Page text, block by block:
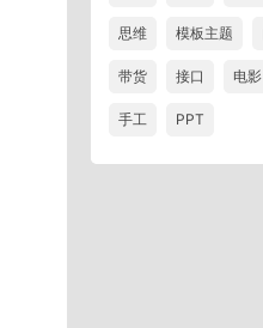
思维 模板主题
带货 接口 电影
手工 PPT